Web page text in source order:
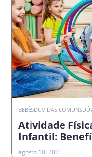
BEBÊSDÚVIDAS COMUNS
Atividade
Infantil:
agosto 10, 2023